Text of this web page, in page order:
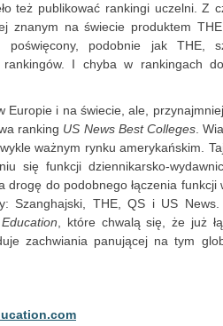
też publikować rankingi uczelni. Z
znanym na świecie produktem
poświęcony, podobnie jak THE,
I chyba w rankingach
Europie i na świecie, ale,
ranking US News Best Colleges.
ważnym rynku amerykańskim.
się funkcji dziennikarsko-
drogę do podobnego łączenia funkcji
Szanghajski, THE, QS i US
, które chwalą się, że już
zachwiania panującej na tym